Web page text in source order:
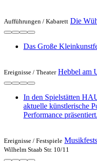
Aufführungen / Kabarett Die
Das Große
Ereignisse / Theater Hebbel am
In den Spielstätten
aktuelle künstlerische
Performance präsentiert.
Ereignisse / Festspiele
Wilhelm Staab Str. 10/11